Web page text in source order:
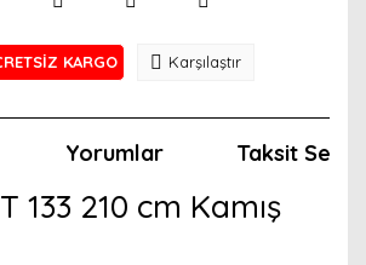
KARGO Karşılaştır
Yorumlar Taksit
133 210 cm Kamış